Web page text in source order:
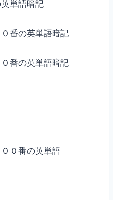
単語暗記
番の英単語暗記
番の英単語暗記
０番の英単語